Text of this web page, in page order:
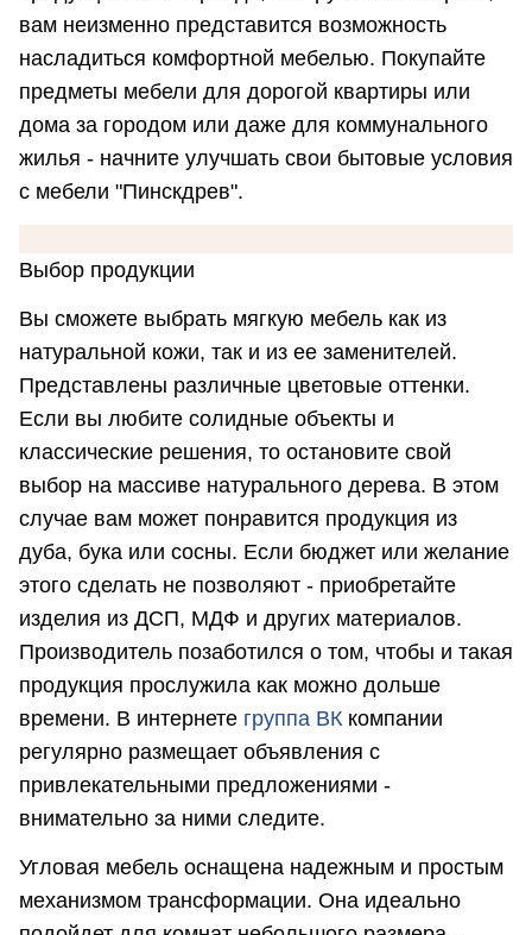
вам неизменно представится возможность
насладиться комфортной мебелью. Покупайте
предметы мебели для дорогой квартиры или
дома за городом или даже для коммунального
жилья - начните улучшать свои бытовые условия
с мебели "Пинскдрев".
Выбор продукции
Вы сможете выбрать мягкую мебель как из
натуральной кожи, так и из ее заменителей.
Представлены различные цветовые оттенки.
Если вы любите солидные объекты и
классические решения, то остановите свой
выбор на массиве натурального дерева. В этом
случае вам может понравится продукция из
дуба, бука или сосны. Если бюджет или желание
этого сделать не позволяют - приобретайте
изделия из ДСП, МДФ и других материалов.
Производитель позаботился о том, чтобы и такая
продукция прослужила как можно дольше
времени. В интернете группа ВК компании
регулярно размещает объявления с
привлекательными предложениями -
внимательно за ними следите.
Угловая мебель оснащена надежным и простым
механизмом трансформации. Она идеально